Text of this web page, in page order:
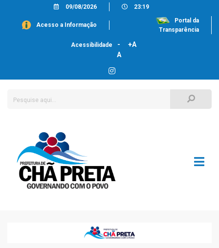
Acesso a Informação
Portal da
Transparência
Acessibilidade
-
A
+A
09/08/2026 23:19